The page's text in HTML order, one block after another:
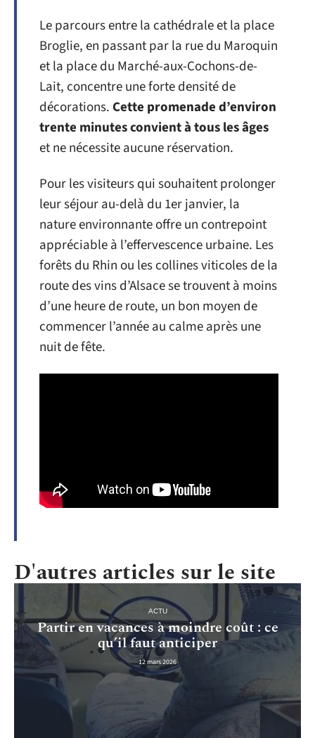
Le parcours entre la cathédrale et la place
Broglie, en passant par la rue du Maroquin
et la place du Marché-aux-Cochons-de-
Lait, concentre une forte densité de
décorations. Cette promenade d’environ
trente minutes convient à tous les âges
et ne nécessite aucune réservation.
Pour les visiteurs qui souhaitent prolonger
leur séjour au-delà du 1er janvier, la
nature environnante offre un contrepoint
appréciable à l’effervescence urbaine. Les
forêts du Rhin ou les collines viticoles de la
route des vins d’Alsace se trouvent à moins
d’une heure de route, un bon moyen de
commencer l’année au calme après une
nuit de fête.
D'autres articles sur le site
ACTU
Partir en vacances à moindre coût : ce
qu’il faut anticiper
12 mars 2026